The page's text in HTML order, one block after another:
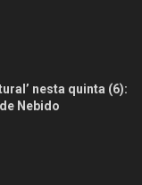
nesta quinta (6):
Nebido